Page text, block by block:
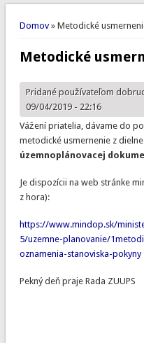
Nachádzate sa tu
Domov» Metodické
Metodické
Pridané používateľom
09/04/2019 - 22:16
Vážení priatelia, dávame do
metodické usmernenie z dielne
územnoplánovacej
Je dispozícii na web stránke
z hora):
https://www.mindop.sk/
5/uzemne-planovanie/
oznamenia-stanoviska-pokyny
Pekný deň praje Rada ZUUPS
Vyhľadávanie